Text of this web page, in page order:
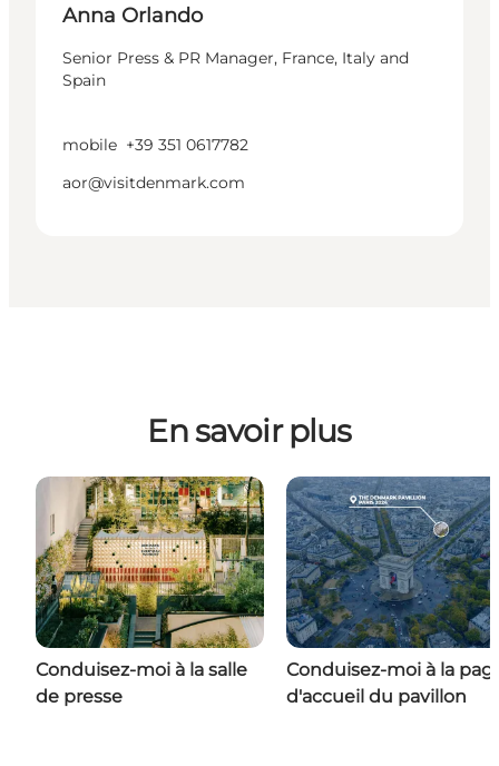
Anna Orlando
Senior Press & PR Manager, France, Italy and
Spain
mobile +39 351 0617782
aor@visitdenmark.com
En savoir plus
Conduisez-moi à la salle
de presse
Conduisez-moi à la
d'accueil du pavillon